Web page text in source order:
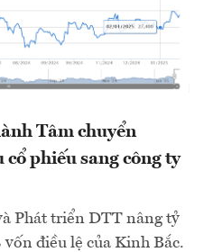
Tâm chuyển
phiếu sang công ty
Phát triển DTT nâng tỷ
vốn điều lệ của Kinh Bắc.